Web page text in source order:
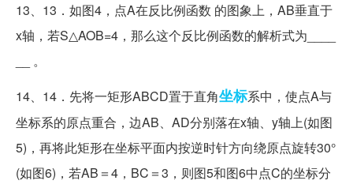
13、13．如图4，点A在反比例函数 的图象上，AB垂直于
x轴，若S△AOB=4，那么这个反比例函数的解析式为____
__ 。
14、14．先将一矩形ABCD置于直角坐标系中，使点A与
坐标系的原点重合，边AB、AD分别落在x轴、y轴上(如图
5)，再将此矩形在坐标平面内按逆时针方向绕原点旋转30°
(如图6)，若AB＝4，BC＝3，则图5和图6中点C的坐标分